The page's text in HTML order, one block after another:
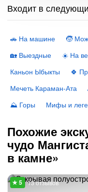
Входит в
🚗 На машине 🧒
🏡 Выездные
☀️ На
Каньон Ыбыкты
🍀
Мечеть Караман-Ата
⛰ Горы
Мифы и
Похожие
чудо
в камне»
13 отзывов